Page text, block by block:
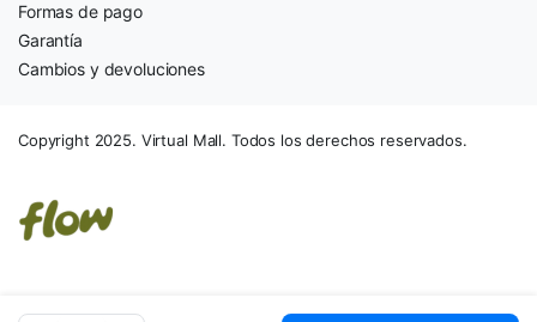
Formas de pago
Garantía
Cambios y devoluciones
Copyright 2025. Virtual Mall. Todos los derechos reservados.